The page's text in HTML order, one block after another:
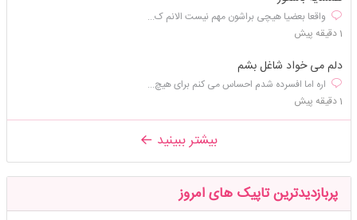
واقعا بعضیا هیچی براشون مهم نیست الانم ک...
1 دقیقه پیش
دلم می خواد شاغل بشم
اره اما افسرده شدم احساس می کنم برای هیچ...
1 دقیقه پیش
بیشتر ببینید
پربازدیدترین تاپیک های امروز